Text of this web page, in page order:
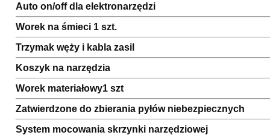
Auto on/off dla elektronarzędzi
Worek na śmieci 1 szt.
Trzymak węży i kabla zasil
Koszyk na narzędzia
Worek materiałowy1 szt
Zatwierdzone do zbierania pyłów niebezpiecznych
System mocowania skrzynki narzędziowej